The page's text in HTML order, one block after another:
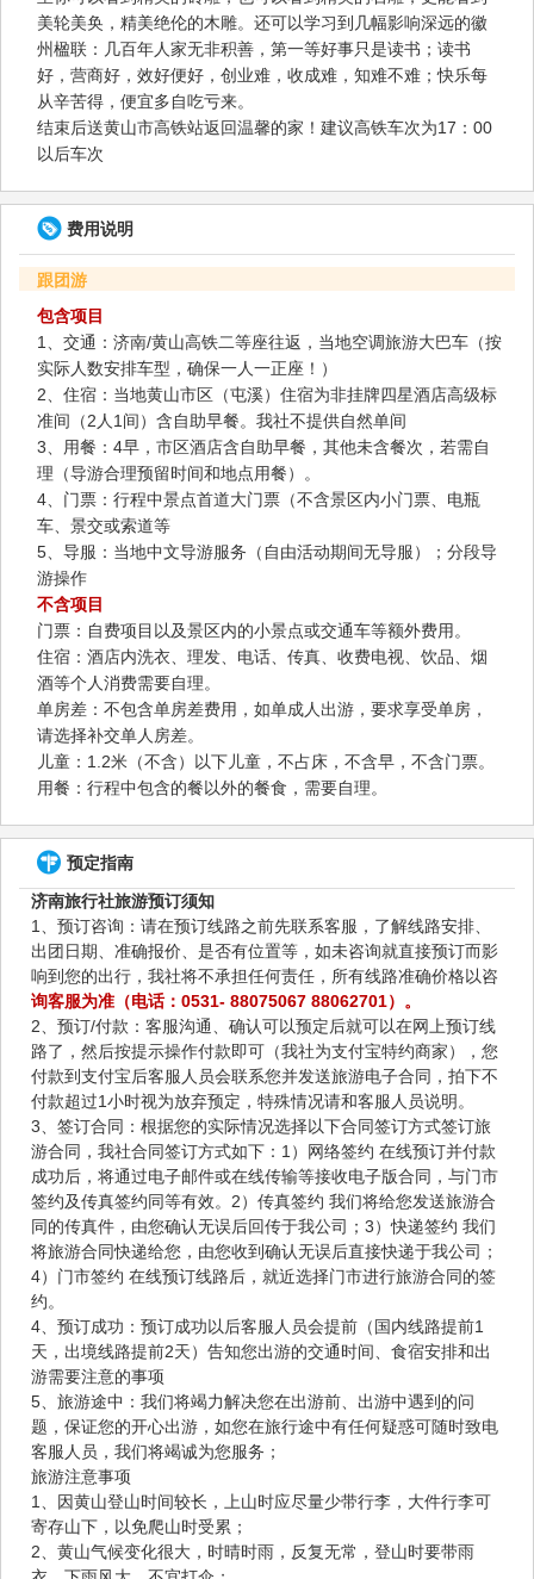
美轮美奂，精美绝伦的木雕。还可以学习到几幅影响深远的徽
州楹联：几百年人家无非积善，第一等好事只是读书；读书
好，营商好，效好便好，创业难，收成难，知难不难；快乐每
从辛苦得，便宜多自吃亏来。
结束后送黄山市高铁站返回温馨的家！建议高铁车次为17：00
以后车次
费用说明
跟团游
包含项目
1、交通：济南/黄山高铁二等座往返，当地空调旅游大巴车（按
实际人数安排车型，确保一人一正座！）
2、住宿：当地黄山市区（屯溪）住宿为非挂牌四星酒店高级标
准间（2人1间）含自助早餐。我社不提供自然单间
3、用餐：4早，市区酒店含自助早餐，其他未含餐次，若需自
理（导游合理预留时间和地点用餐）。
4、门票：行程中景点首道大门票（不含景区内小门票、电瓶
车、景交或索道等
5、导服：当地中文导游服务（自由活动期间无导服）；分段导
游操作
不含项目
门票：自费项目以及景区内的小景点或交通车等额外费用。
住宿：酒店内洗衣、理发、电话、传真、收费电视、饮品、烟
酒等个人消费需要自理。
单房差：不包含单房差费用，如单成人出游，要求享受单房，
请选择补交单人房差。
儿童：1.2米（不含）以下儿童，不占床，不含早，不含门票。
用餐：行程中包含的餐以外的餐食，需要自理。
预定指南
济南旅行社旅游预订须知
1、预订咨询：请在预订线路之前先联系客服，了解线路安排、
出团日期、准确报价、是否有位置等，如未咨询就直接预订而影
响到您的出行，我社将不承担任何责任，所有线路准确价格以咨
询客服为准（电话：0531- 88075067 88062701）。
2、预订/付款：客服沟通、确认可以预定后就可以在网上预订线
路了，然后按提示操作付款即可（我社为支付宝特约商家），您
付款到支付宝后客服人员会联系您并发送旅游电子合同，拍下不
付款超过1小时视为放弃预定，特殊情况请和客服人员说明。
3、签订合同：根据您的实际情况选择以下合同签订方式签订旅
游合同，我社合同签订方式如下：1）网络签约 在线预订并付款
成功后，将通过电子邮件或在线传输等接收电子版合同，与门市
签约及传真签约同等有效。2）传真签约 我们将给您发送旅游合
同的传真件，由您确认无误后回传于我公司；3）快递签约 我们
将旅游合同快递给您，由您收到确认无误后直接快递于我公司；
4）门市签约 在线预订线路后，就近选择门市进行旅游合同的签
约。
4、预订成功：预订成功以后客服人员会提前（国内线路提前1
天，出境线路提前2天）告知您出游的交通时间、食宿安排和出
游需要注意的事项
5、旅游途中：我们将竭力解决您在出游前、出游中遇到的问
题，保证您的开心出游，如您在旅行途中有任何疑惑可随时致电
客服人员，我们将竭诚为您服务；
旅游注意事项
1、因黄山登山时间较长，上山时应尽量少带行李，大件行李可
寄存山下，以免爬山时受累；
2、黄山气候变化很大，时晴时雨，反复无常，登山时要带雨